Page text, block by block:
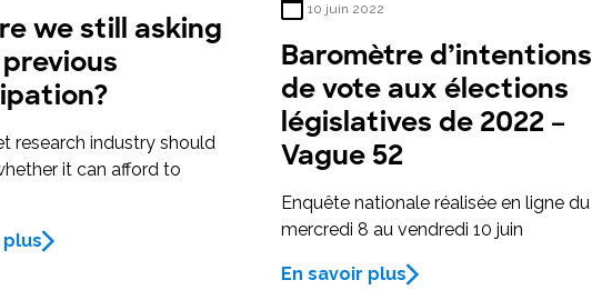
we still asking
research industry should
it can afford to
plus
10 juin 2022
Baromètre d’intentions
de vote aux élections
législatives de 2022 –
Vague 52
Enquête nationale réalisée en ligne du
mercredi 8 au vendredi 10 juin
En savoir plus